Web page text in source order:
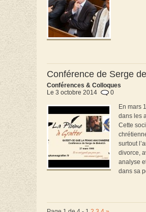
Conférence de Serge
Conférences & Colloques
Le 3 octobre 2014
0
En mars
dans les
Cette
surtout
divorce,
analyse
dans sa